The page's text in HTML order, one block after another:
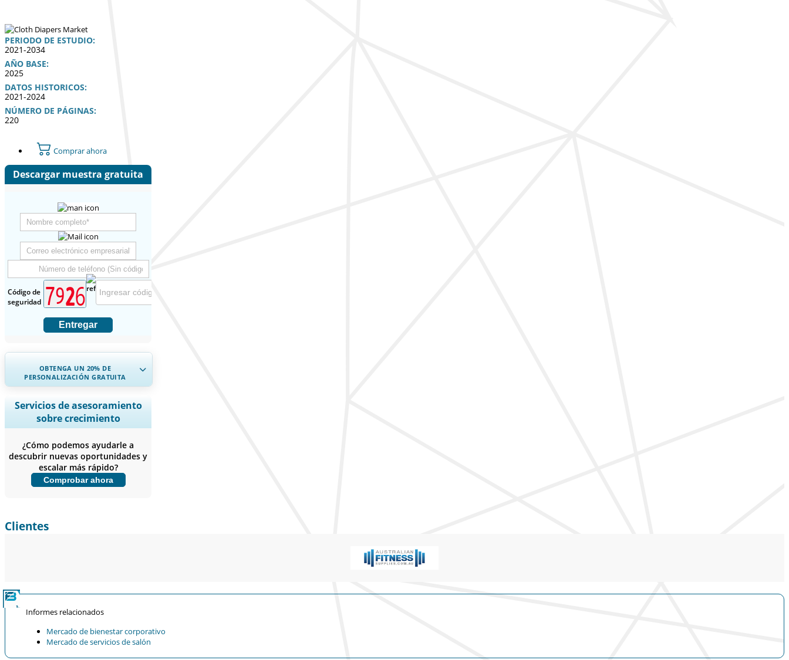
PERIODO DE ESTUDIO:
2021-2034
AÑO BASE:
2025
DATOS HISTORICOS:
2021-2024
NÚMERO DE PÁGINAS:
220
Comprar ahora
Descargar muestra gratuita
Código de
seguridad
Entregar
OBTENGA UN 20% DE
PERSONALIZACIÓN GRATUITA
Ampliar la cobertura regional y por
país, Análisis de segmentos, Perfiles
de empresas, Benchmarking
usuario final.
Personalizar ahora
Servicios de asesoramiento
sobre crecimiento
¿Cómo podemos ayudarle a
descubrir nuevas oportunidades y
escalar más rápido?
Comprobar ahora
Clientes
Informes relacionados
Mercado de bienestar corporativo
Mercado de servicios de salón